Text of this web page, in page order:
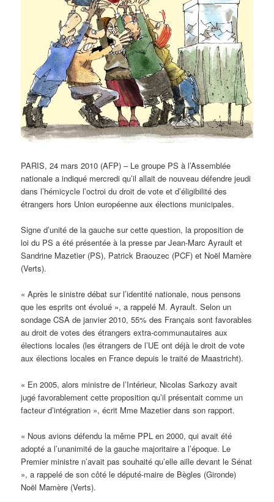
PARIS, 24 mars 2010 (AFP) – Le groupe PS à l’Assemblée
nationale a indiqué mercredi qu’il allait de nouveau défendre jeudi
dans l’hémicycle l’octroi du droit de vote et d’éligibilité des
étrangers hors Union européenne aux élections municipales.
Signe d’unité de la gauche sur cette question, la proposition de
loi du PS a été présentée à la presse par Jean-Marc Ayrault et
Sandrine Mazetier (PS), Patrick Braouzec (PCF) et Noël Mamère
(Verts).
« Après le sinistre débat sur l’identité nationale, nous pensons
que les esprits ont évolué », a rappelé M. Ayrault. Selon un
sondage CSA de janvier 2010, 55% des Français sont favorables
au droit de votes des étrangers extra-communautaires aux
élections locales (les étrangers de l’UE ont déjà le droit de vote
aux élections locales en France depuis le traité de Maastricht).
« En 2005, alors ministre de l’Intérieur, Nicolas Sarkozy avait
jugé favorablement cette proposition qu’il présentait comme un
facteur d’intégration », écrit Mme Mazetier dans son rapport.
« Nous avions défendu la même PPL en 2000, qui avait été
adopté a l’unanimité de la gauche majoritaire a l’époque. Le
Premier ministre n’avait pas souhaité qu’elle aille devant le Sénat
», a rappelé de son côté le député-maire de Bègles (Gironde)
Noël Mamère (Verts).